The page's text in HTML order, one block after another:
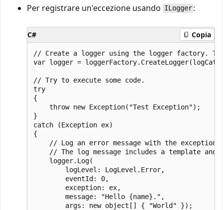
Per registrare un'eccezione usando ILogger :
C# Copia
// Create a logger using the logger factory.
var logger =
// Try to execute some code.
try
{
    throw new Exception("Test Exception");
}
catch (Exception ex)
{
// Log an error message with the
// The log message includes a template and
    logger.Log(
        logLevel: LogLevel.Error,
        eventId: 0,
        exception: ex,
        message: "Hello {name}.",
        args: new object[] { "World" });